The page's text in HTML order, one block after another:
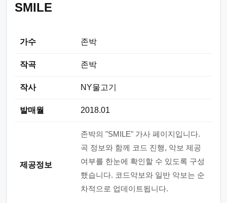
SMILE
가수 존박
작곡 존박
작사 NY물고기
발매월 2018.01
제공정보
존박의 "SMILE" 가사 페이지입니다.
곡 정보와 함께 코드 진행, 악보 제공
여부를 한눈에 확인할 수 있도록 구성
했습니다. 코드악보와 일반 악보는 순
차적으로 업데이트됩니다.